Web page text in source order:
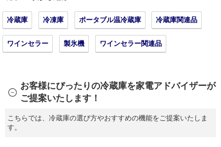
冷蔵庫 冷凍庫 ポータブル温冷蔵庫 冷蔵庫関連品
ワインセラー 製氷機 ワインセラー関連品
お客様にぴったりの冷蔵庫を家電アドバイザーが
ご提案いたします！
こちらでは、冷蔵庫の選び方やおすすめの機能をご提案いたしま
す。